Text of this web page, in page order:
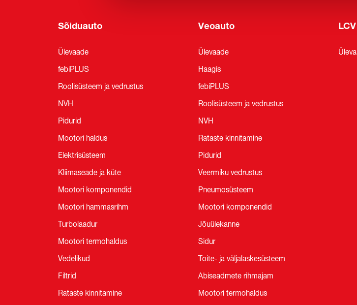
Sõiduauto
Ülevaade
febiPLUS
Roolisüsteem ja vedrustus
NVH
Pidurid
Mootori haldus
Elektrisüsteem
Kliimaseade ja küte
Mootori komponendid
Mootori hammasrihm
Turbolaadur
Mootori termohaldus
Vedelikud
Filtrid
Rataste kinnitamine
Veoauto
Ülevaade
Haagis
febiPLUS
Roolisüsteem ja vedrustus
NVH
Rataste kinnitamine
Pidurid
Veermiku vedrustus
Pneumosüsteem
Mootori komponendid
Jõuülekanne
Sidur
Toite- ja väljalaskesüsteem
Abiseadmete rihmajam
Mootori termohaldus
LCV